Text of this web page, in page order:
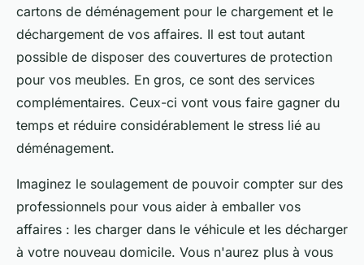
cartons de déménagement pour le chargement et le
déchargement de vos affaires. Il est tout autant
possible de disposer des couvertures de protection
pour vos meubles. En gros, ce sont des services
complémentaires. Ceux-ci vont vous faire gagner du
temps et réduire considérablement le stress lié au
déménagement.
Imaginez le soulagement de pouvoir compter sur des
professionnels pour vous aider à emballer vos
affaires : les charger dans le véhicule et les décharger
à votre nouveau domicile. Vous n'aurez plus à vous